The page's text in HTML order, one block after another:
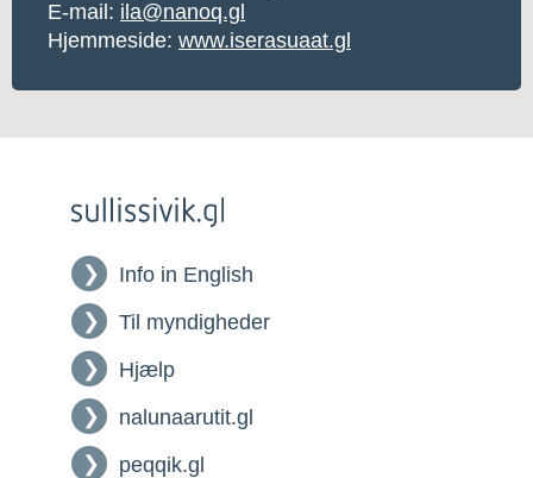
E-mail: ila@nanoq.gl
Hjemmeside: www.iserasuaat.gl
Info in English
Til myndigheder
Hjælp
nalunaarutit.gl
peqqik.gl